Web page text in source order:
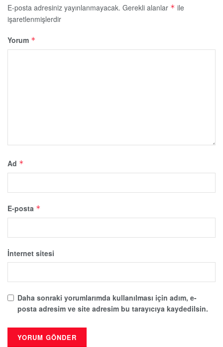
E-posta adresiniz yayınlanmayacak. Gerekli alanlar * ile
işaretlenmişlerdir
Yorum *
Ad *
E-posta *
İnternet sitesi
Daha sonraki yorumlarımda kullanılması için adım, e-
posta adresim ve site adresim bu tarayıcıya kaydedilsin.